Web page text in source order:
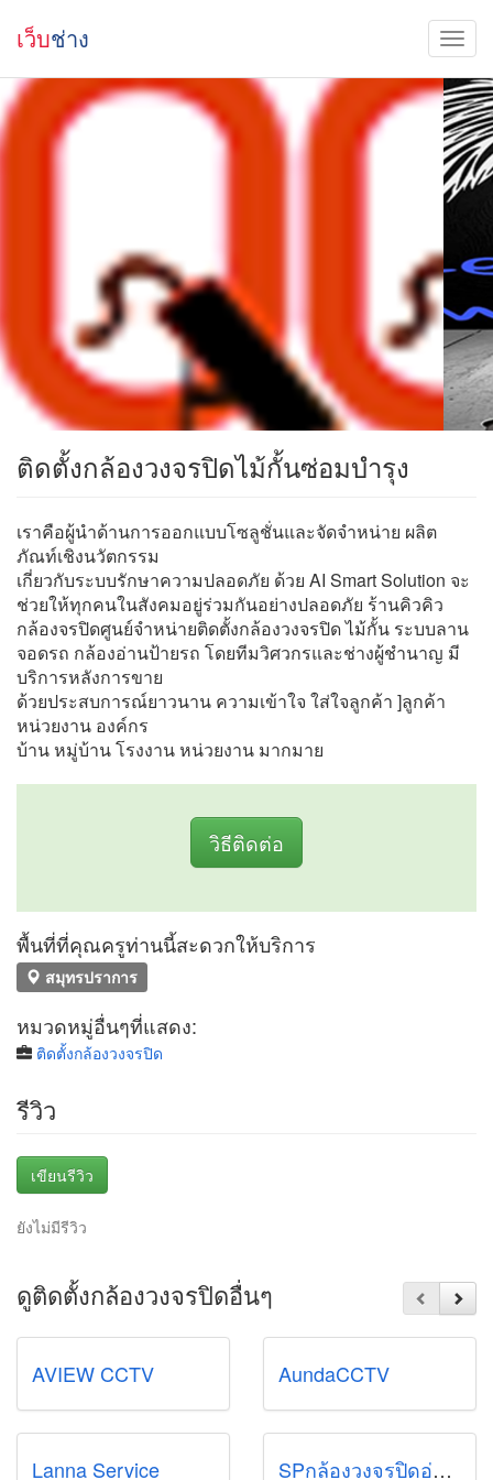
เว็บช่าง
ติดตั้งกล้องวงจรปิดไม้กั้นซ่อมบำรุง
เราคือผู้นำด้านการออกแบบโซลูชั่นและจัดจำหน่าย ผลิต
ภัณท์เชิงนวัตกรรม
เกี่ยวกับระบบรักษาความปลอดภัย ด้วย AI Smart Solution จะ
ช่วยให้ทุกคนในสังคมอยู่ร่วมกันอย่างปลอดภัย ร้านคิวคิว
กล้องจรปิดศูนย์จำหน่ายติดตั้งกล้องวงจรปิด ไม้กั้น ระบบลาน
จอดรถ กล้องอ่านป้ายรถ โดยทีมวิศวกรและช่างผู้ชำนาญ มี
บริการหลังการขาย
ด้วยประสบการณ์ยาวนาน ความเข้าใจ ใส่ใจลูกค้า ]ลูกค้า
หน่วยงาน องค์กร
บ้าน หมู่บ้าน โรงงาน หน่วยงาน มากมาย
วิธีติดต่อ
พื้นที่ที่คุณครูท่านนี้สะดวกให้บริการ
สมุทรปราการ
หมวดหมู่อื่นๆที่แสดง:
ติดตั้งกล้องวงจรปิด
รีวิว
เขียนรีวิว
ยังไม่มีรีวิว
ดูติดตั้งกล้องวงจรปิดอื่นๆ
AVIEW CCTV AundaCCTV
Lanna Service SPกล้องวงจรปิดอ่อนนุช